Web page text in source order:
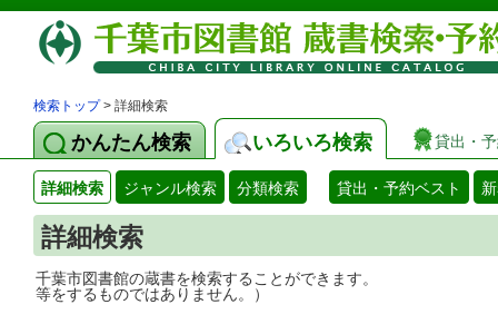
検索トップ> 詳細検索
かんたん検索 いろいろ検索 貸出・
詳細検索 ジャンル検索 分類検索 貸出・予約ベスト
詳細検索
千葉市図書館の蔵書を検索することがで
等をするものではありません。）